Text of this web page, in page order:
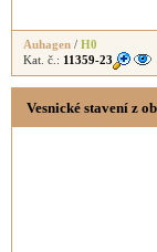
Auhagen / H0
Kat. č.: 11359-23
Vesnické stavení z